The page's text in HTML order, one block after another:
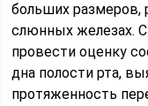
больших размеров,
слюнных железах.
провести оценку
дна полости рта,
протяженность